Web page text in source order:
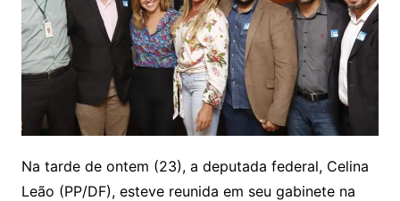
Na tarde de ontem (23), a deputada federal, Celina
Leão (PP/DF), esteve reunida em seu gabinete na